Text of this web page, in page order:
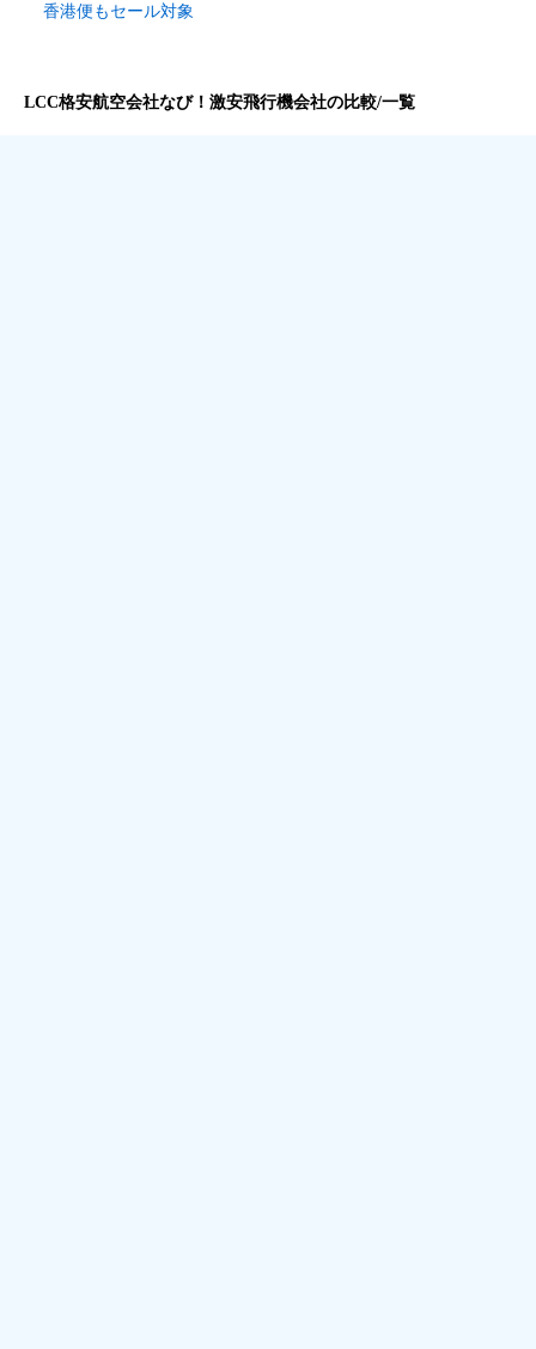
香港便もセール対象
LCC格安航空会社なび！激安飛行機会社の比較/一覧